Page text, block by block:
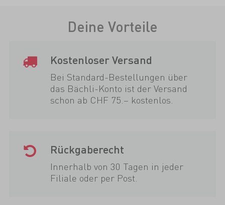
Deine Vorteile
Kostenloser Versand
Bei Standard-Bestellungen über
das Bächli-Konto ist der Versand
schon ab CHF 75.– kostenlos.
Rückgaberecht
Innerhalb von 30 Tagen in jeder
Filiale oder per Post.